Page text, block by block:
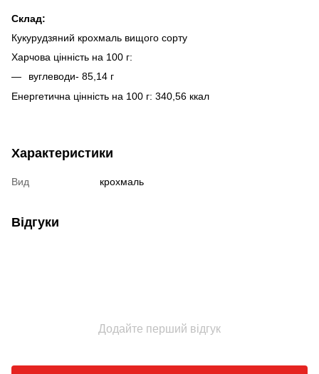
Склад:
Кукурудзяний крохмаль вищого сорту
Харчова цінність на 100 г:
вуглеводи- 85,14 г
Енергетична цінність на 100 г: 340,56 ккал
Характеристики
Вид крохмаль
Відгуки
Додайте перший відгук